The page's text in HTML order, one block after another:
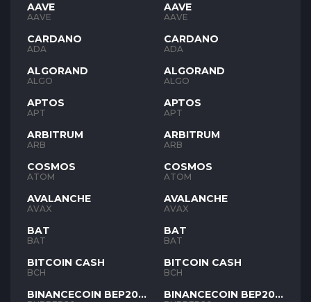
AAVE
AAVE
CARDANO
ADA
ALGORAND
ALGO
APTOS
APT
ARBITRUM
ARB
COSMOS
ATOM
AVALANCHE
AVAX
BAT
BAT
BITCOIN CASH
BCH
BINANCECOIN BEP20
AAVE
AAVE
CARDANO
ADA
ALGORAND
ALGO
APTOS
APT
ARBITRUM
ARB
COSMOS
ATOM
AVALANCHE
AVAX
BAT
BAT
BITCOIN CASH
BCH
BINANCECOIN BEP20